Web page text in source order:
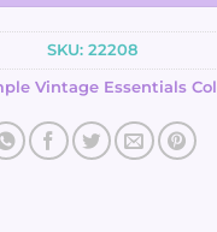
SKU: 22208
Vintage Essentials